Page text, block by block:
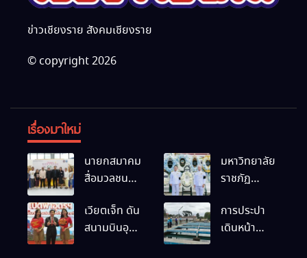
ข่าวเชียงราย สังคมเชียงราย
© copyright 2026
เรื่องมาใหม่
นายกสมาคม
สื่อมวลชน
ประชาสัมพันธ์
เชียงราย
มหาวิทยาลัย
ราชภัฏ
ร่วมเป็นเจ้า
ภาพพิธี
เวียตเจ็ท ดัน
สนามบินอุ
การประปา
เดินหน้า